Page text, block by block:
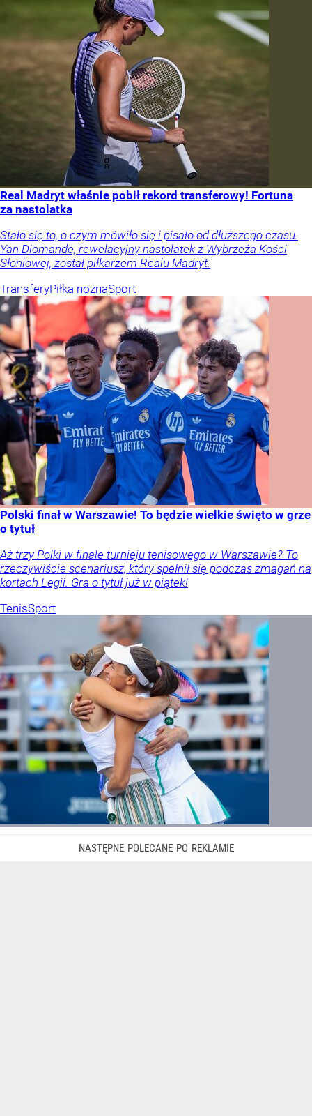
Real Madryt właśnie pobił rekord transferowy! Fortuna
za nastolatka
Stało się to, o czym mówiło się i pisało od dłuższego czasu.
Yan Diomande, rewelacyjny nastolatek z Wybrzeża Kości
Słoniowej, został piłkarzem Realu Madryt.
TransferyPiłka nożnaSport
Polski finał w Warszawie! To będzie wielkie święto w grze
o tytuł
Aż trzy Polki w finale turnieju tenisowego w Warszawie? To
rzeczywiście scenariusz, który spełnił się podczas zmagań na
kortach Legii. Gra o tytuł już w piątek!
TenisSport